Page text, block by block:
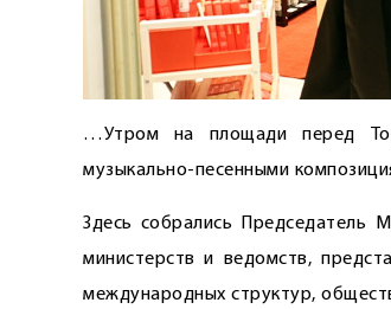
…Утром на площади перед
музыкально-песенными
Здесь собрались Председатель
министерств и ведомств,
международных структур,